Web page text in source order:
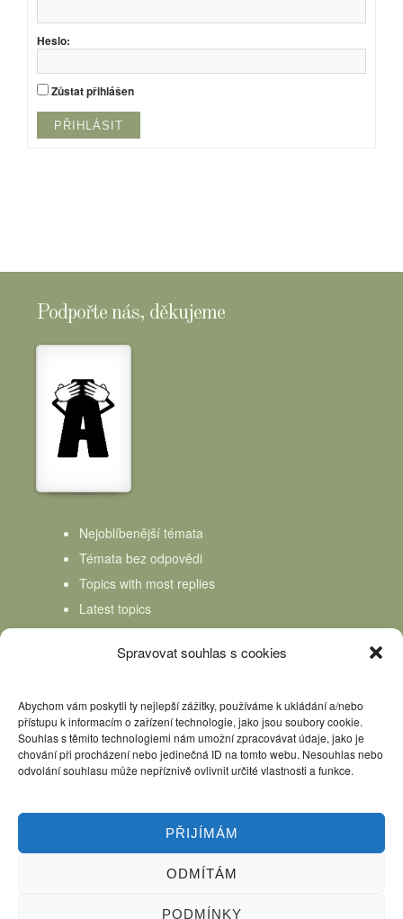
Spravovat souhlas s cookies
Abychom vám poskytli ty nejlepší zážitky, používáme k ukládání a/nebo
přístupu k informacím o zařízení technologie, jako jsou soubory cookie.
Souhlas s těmito technologiemi nám umožní zpracovávat údaje, jako je
chování při procházení nebo jedinečná ID na tomto webu. Nesouhlas nebo
odvolání souhlasu může nepříznivě ovlivnit určité vlastnosti a funkce.
PŘIJÍMÁM
ODMÍTÁM
PODMÍNKY
Heslo:
Zůstat přihlášen
PŘIHLÁSIT
Podpořte nás, děkujeme
Nejoblíbenější témata
Témata bez odpovědi
Topics with most replies
Latest topics
Topics Freshness
Kniha Domácí mlékař Nápověda